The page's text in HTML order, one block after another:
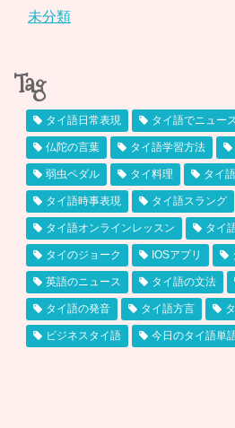
未分類
Tag
タイ語日常表現 タイ語でニュー
仏陀の言葉 タイ語学習方法
弱虫ペダル タイ料理 タイ
タイ語時事表現 タイ語スラング
タイ語オンラインレッスン タイ
タイのジョーク IOSアプリ
英語のニュース タイ語の文法
タイ語の発音 タイ語方言
ビジネスタイ語 今日のタイ語単